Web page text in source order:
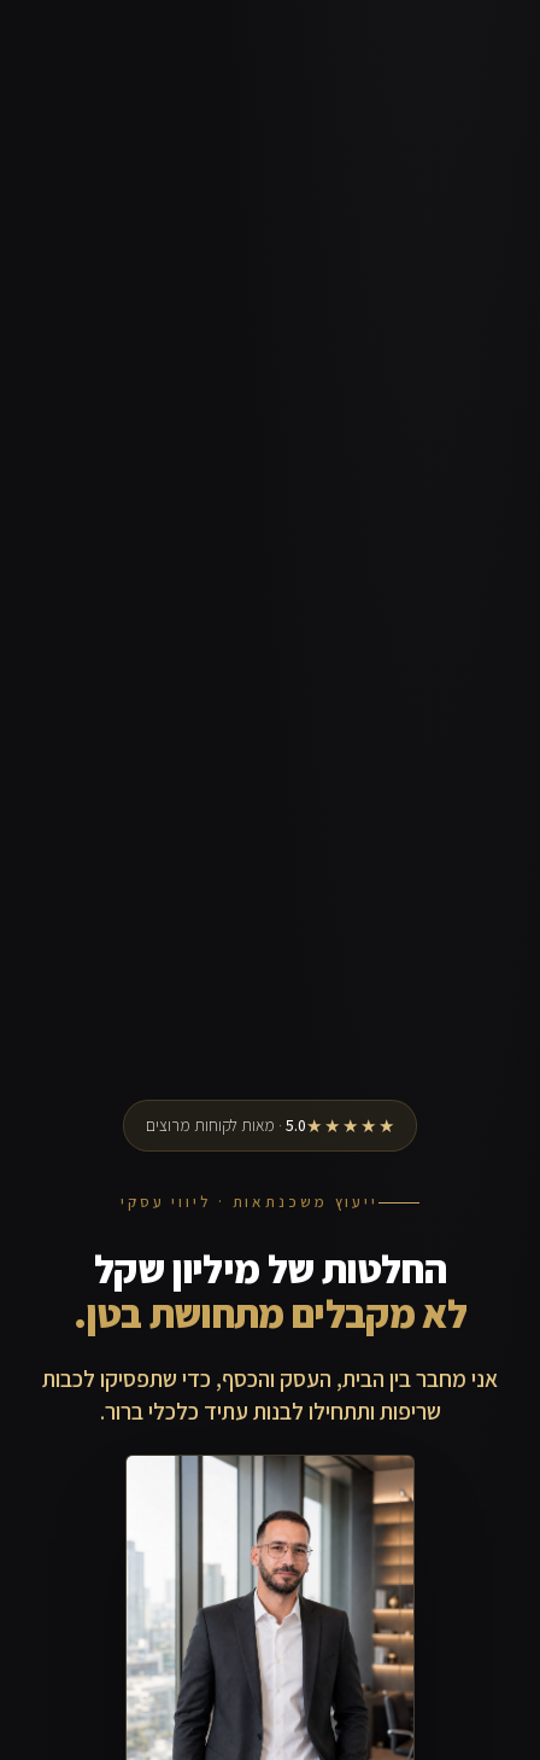
★★★★★
5.0 · מאות לקוחות מרוצים
ייעוץ משכנתאות · ליווי עסקי
החלטות של מיליון שקל
לא מקבלים מתחושת בטן.
אני מחבר בין הבית, העסק והכסף, כדי שתפסיקו לכבות
שריפות ותתחילו לבנות עתיד כלכלי ברור.